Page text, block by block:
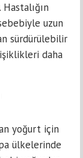
uzun
sürdürülebilir
daha
yoğurt için
ülkelerinde